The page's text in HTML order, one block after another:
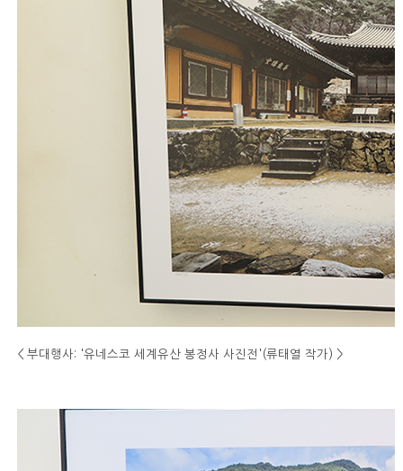
< 부대행사: '유네스코 세계유산 봉정사 사진전'(류태열 작가) >